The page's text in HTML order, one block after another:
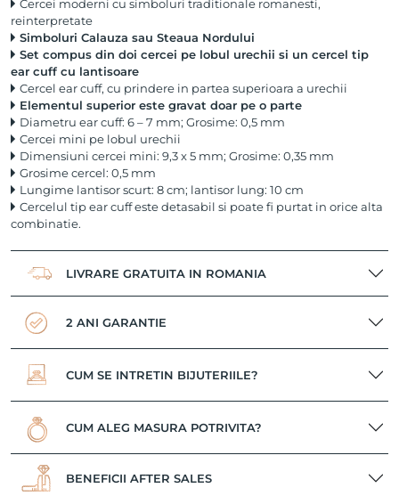
Cercei moderni cu simboluri traditionale romanesti,
reinterpretate
Simboluri Calauza sau Steaua Nordului
Set compus din doi cercei pe lobul urechii si un cercel tip
ear cuff cu lantisoare
Cercel ear cuff, cu prindere in partea superioara a urechii
Elementul superior este gravat doar pe o parte
Diametru ear cuff: 6 – 7 mm; Grosime: 0,5 mm
Cercei mini pe lobul urechii
Dimensiuni cercei mini: 9,3 x 5 mm; Grosime: 0,35 mm
Grosime cercel: 0,5 mm
Lungime lantisor scurt: 8 cm; lantisor lung: 10 cm
Cercelul tip ear cuff este detasabil si poate fi purtat in orice alta
combinatie.
LIVRARE GRATUITA IN ROMANIA
2 ANI GARANTIE
CUM SE INTRETIN BIJUTERIILE?
CUM ALEG MASURA POTRIVITA?
BENEFICII AFTER SALES